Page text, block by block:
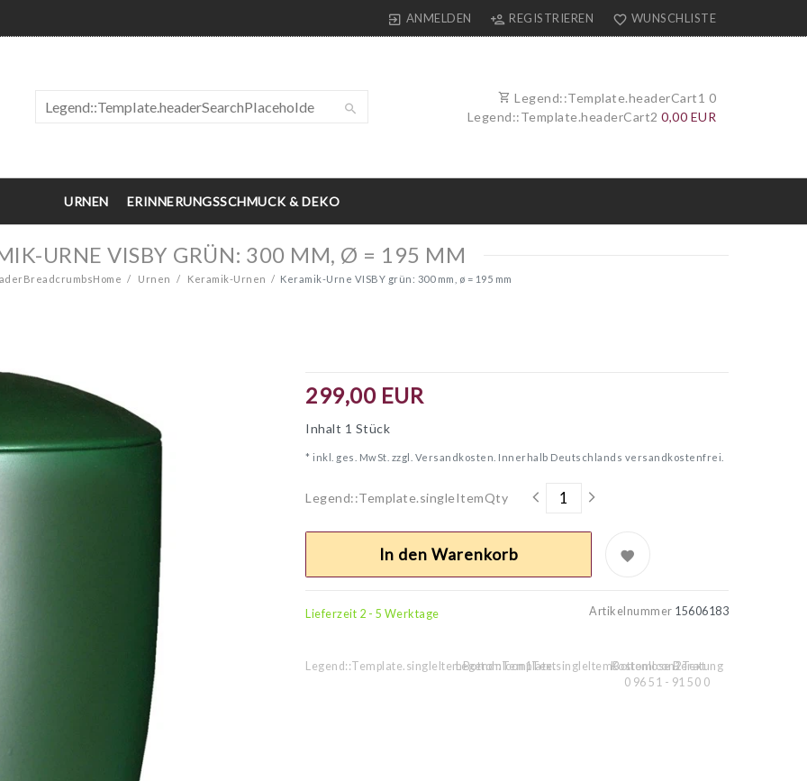
ANMELDEN REGISTRIEREN WUNSCHLISTE
Legend::Template.headerCart1 0
Legend::Template.headerCart2 0,00 EUR
URNEN ERINNERUNGSSCHMUCK & DEKO
URNE VISBY GRÜN: 300 MM, Ø = 195 MM
Urnen Keramik-Urnen Keramik-Urne VISBY grün: 300 mm, ø = 195 mm
299,00 EUR
Inhalt 1 Stück
* inkl. ges. MwSt. zzgl. Versandkosten. Innerhalb Deutschlands versandkostenfrei.
Legend::Template.singleItemQty
In den Warenkorb
Lieferzeit 2 - 5 Werktage Artikelnummer 15606183
Legend::Template.singleItemBottomIcon1TextLegend::Template.singleItemBottomIcon2Text
Kostenlose Beratung
0 96 51 - 91 50 0